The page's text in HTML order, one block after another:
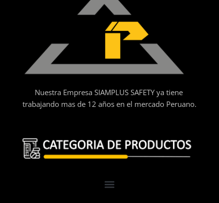
Nuestra Empresa SIAMPLUS SAFETY ya tiene
trabajando mas de 12 años en el mercado Peruano.